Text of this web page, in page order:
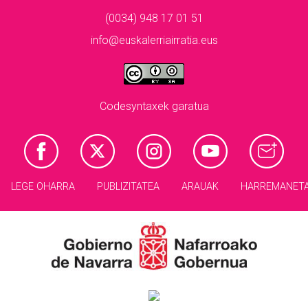
(0034) 948 17 01 51
info@euskalerriairratia.eus
Codesyntaxek garatua
LEGE OHARRA PUBLIZITATEA ARAUAK